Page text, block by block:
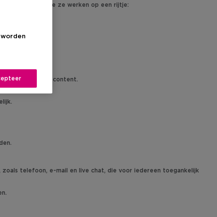
functies en hoe ze werken op een rijtje:
maken.
de geschreven content.
telefoon, e-mail en live chat, die voor iedereen toegankelijk